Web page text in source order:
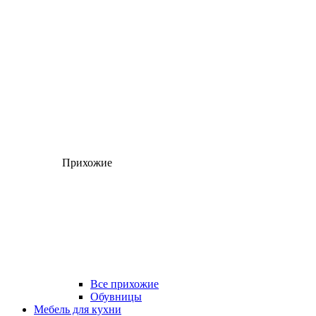
Прихожие
Все прихожие
Обувницы
Мебель для кухни